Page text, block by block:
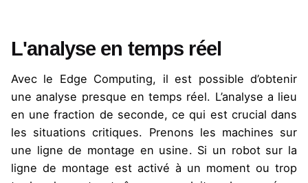
L'analyse en temps réel
Avec le Edge Computing, il est possible d’obtenir
une analyse presque en temps réel. L’analyse a lieu
en une fraction de seconde, ce qui est crucial dans
les situations critiques. Prenons les machines sur
une ligne de montage en usine. Si un robot sur la
ligne de montage est activé à un moment ou trop